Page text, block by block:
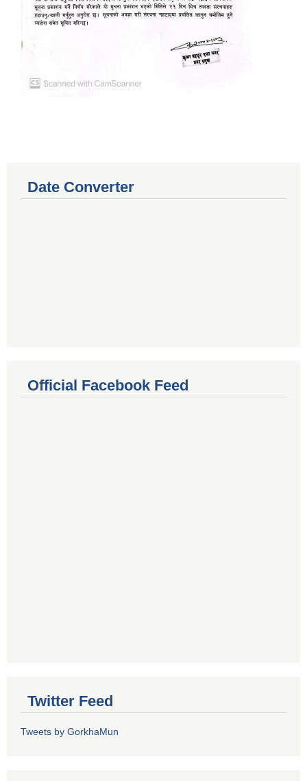
Date Converter
Official Facebook Feed
Twitter Feed
Tweets by GorkhaMun